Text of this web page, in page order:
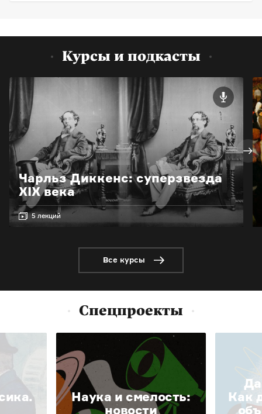
Курсы и подкасты
Чарльз Диккенс: суперзвезда
XIX века
5 лекций
Все курсы
Спецпроекты
Наука и смелость:
новости
Да
Как